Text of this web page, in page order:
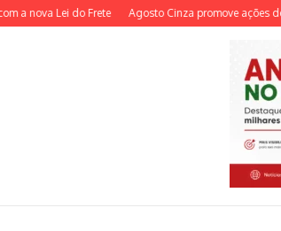
Lei do Frete Agosto Cinza promove ações de